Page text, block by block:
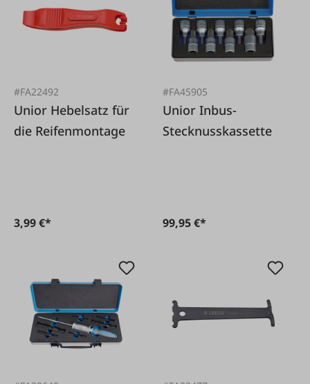
#FA22492
Unior Hebelsatz für
die Reifenmontage
3,99 €*
#FA45905
Unior Inbus-
Stecknusskassette
99,95 €*